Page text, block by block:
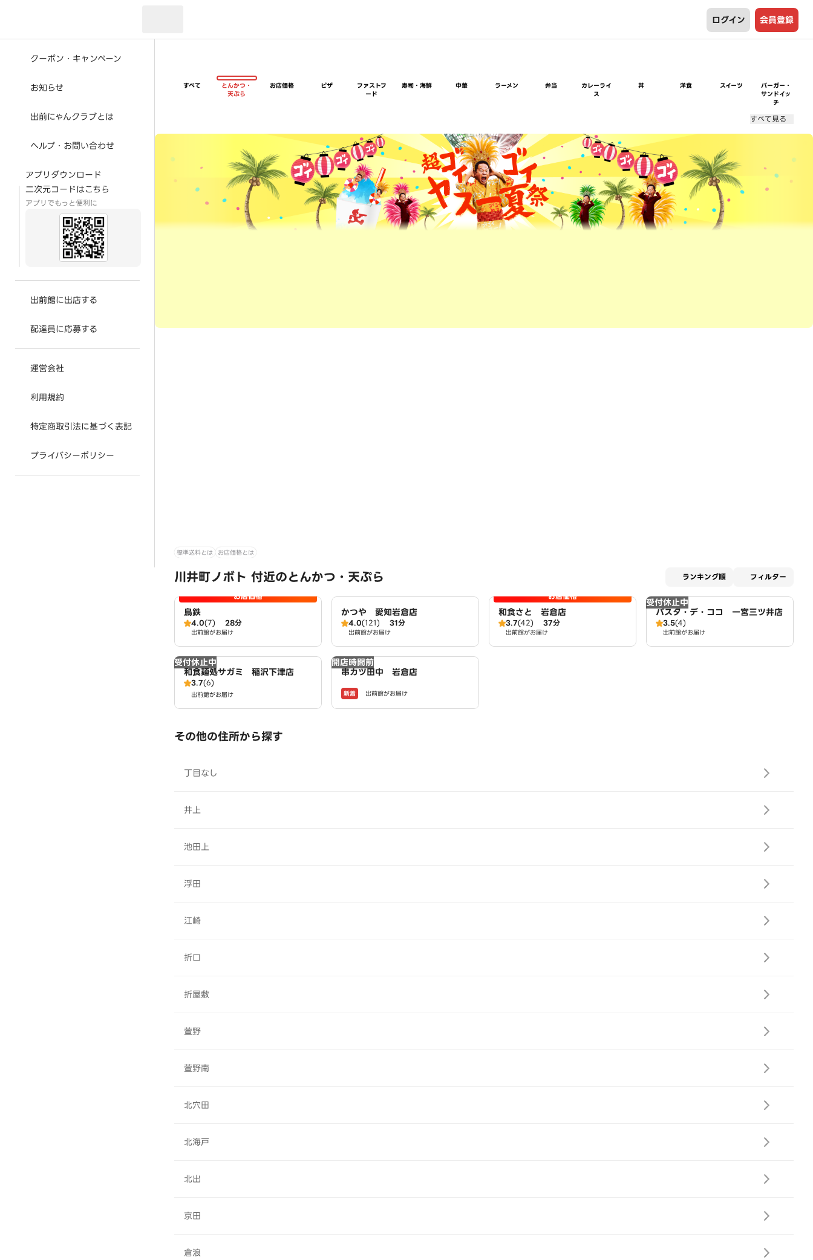
ログイン 会員登録
クーポン・キャンペーン
お知らせ
出前にゃんクラブとは
ヘルプ・お問い合わせ
アプリダウンロード
二次元コードはこちら
アプリでもっと便利に
出前館に出店する
配達員に応募する
運営会社
利用規約
特定商取引法に基づく表記
プライバシーポリシー
すべて
とんかつ・
天ぷら
お店価格 ピザ
ファストフ
ード
寿司・海鮮 中華 ラーメン 弁当
カレーライ
ス
丼 洋食 スイーツ
バーガー・
サンドイッ
チ
すべて見る
超ゴイゴイヤスー夏祭
標準送料とは お店価格とは
川井町ノボト 付近のとんかつ・天ぷら ランキング順 フィルター
お店価格
鳥鉄
4.0(7) 28分
出前館がお届け
かつや 愛知岩倉店
4.0(121) 31分
出前館がお届け
お店価格
和食さと 岩倉店
3.7(42) 37分
出前館がお届け
受付休止中
パスタ・デ・ココ 一宮三ツ井店
3.5(4)
出前館がお届け
受付休止中
和食麺処サガミ 稲沢下津店
3.7(6)
出前館がお届け
開店時間前
串カツ田中 岩倉店
新着 出前館がお届け
その他の住所から探す
丁目なし
井上
池田上
浮田
江崎
折口
折屋敷
萱野
萱野南
北穴田
北海戸
北出
京田
倉浪